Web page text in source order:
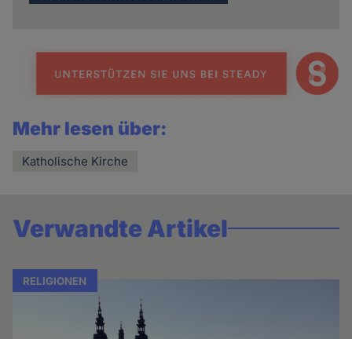
Mehr lesen über:
Katholische Kirche
Verwandte Artikel
RELIGIONEN